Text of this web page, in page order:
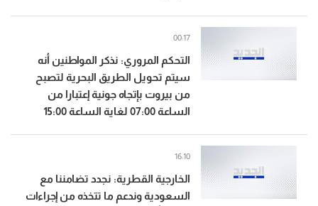
التحكم المروري: نذكر المواطنين أنه
سيتم تحويل الطريق البحرية لتصبح
من بيروت بإتجاه جونية إعتبارا من
الساعة 07:00 لغاية الساعة 15:00
00:17
الخارجية القطرية: نجدد تضامننا مع
السعودية وندعم ما تتخذه من إجراءات
16:10